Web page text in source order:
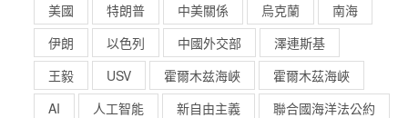
美國 特朗普 中美關係 烏克蘭
南海
伊朗
以色列 中國外交部
澤連斯基
王毅
USV 霍爾木兹海峽
霍爾木茲海峽
AI
人工智能 新自由主義
聯合國海洋法公約